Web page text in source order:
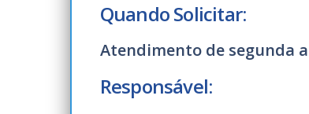
Quando Solicitar:
Atendimento de segunda
Responsável: